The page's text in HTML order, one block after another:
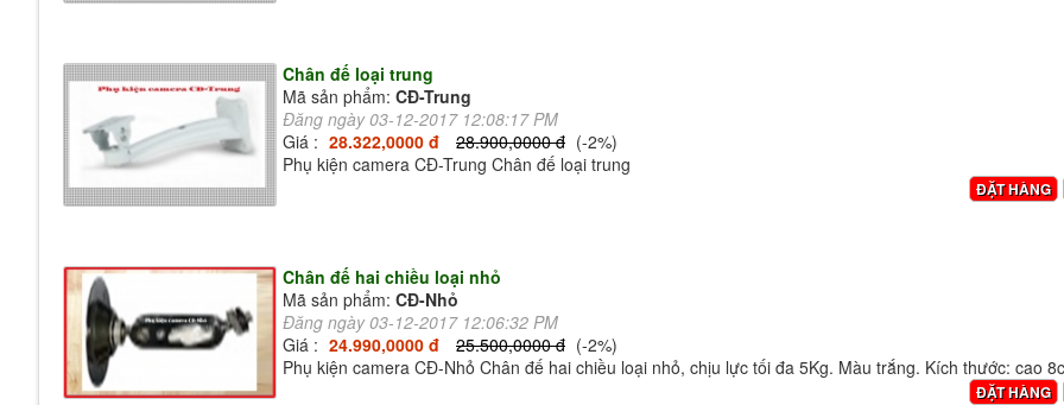
Chân đế loại trung
Mã sản phẩm: CĐ-Trung
Đăng ngày 03-12-2017 12:08:17 PM
Giá : 28.322,0000 đ 28.900,0000 đ (-2%)
Phụ kiện camera CĐ-Trung Chân đế loại trung
ĐẶT HÀNG
Chân đế hai chiều loại nhỏ
Mã sản phẩm: CĐ-Nhỏ
Đăng ngày 03-12-2017 12:06:32 PM
Giá : 24.990,0000 đ 25.500,0000 đ (-2%)
Phụ kiện camera CĐ-Nhỏ Chân đế hai chiều loại nhỏ, chịu lực tối đa 5Kg. Màu trắng. Kích thước: cao
ĐẶT HÀNG